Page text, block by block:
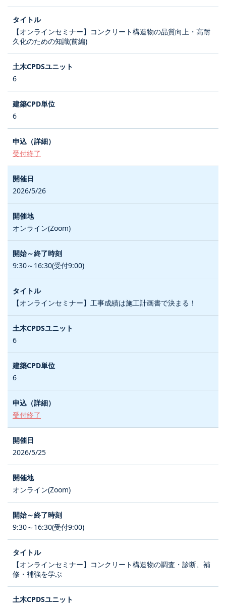
【オンラインセミナー】コンクリート構造物の品質向上・高耐
久化のための知識(前編)
6
6
受付終了
2026/5/26
オンライン(Zoom)
9:30～16:30(受付9:00)
【オンラインセミナー】工事成績は施工計画書で決まる！
6
6
受付終了
2026/5/25
オンライン(Zoom)
9:30～16:30(受付9:00)
【オンラインセミナー】コンクリート構造物の調査・診断、補
修・補強を学ぶ